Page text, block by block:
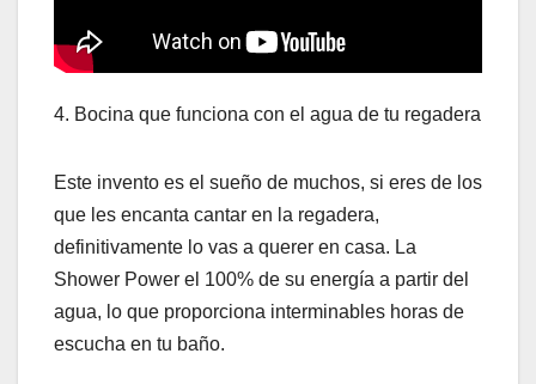
4. Bocina que funciona con el agua de tu regadera
Este invento es el sueño de muchos, si eres de los
que les encanta cantar en la regadera,
definitivamente lo vas a querer en casa. La
Shower Power el 100% de su energía a partir del
agua, lo que proporciona interminables horas de
escucha en tu baño.